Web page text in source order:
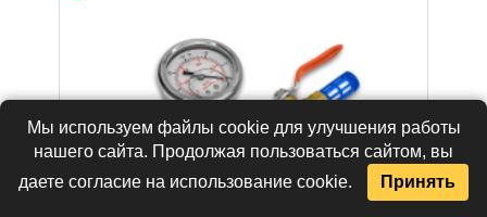
Мы используем файлы cookie для улучшения работы
нашего сайта. Продолжая пользоваться сайтом, вы
даете согласие на использование cookie.
Принять